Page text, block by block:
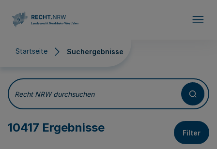
Startseite Suchergebnisse
Suchergebnisse
Recht NRW durchsuchen
10417 Ergebnisse Filter